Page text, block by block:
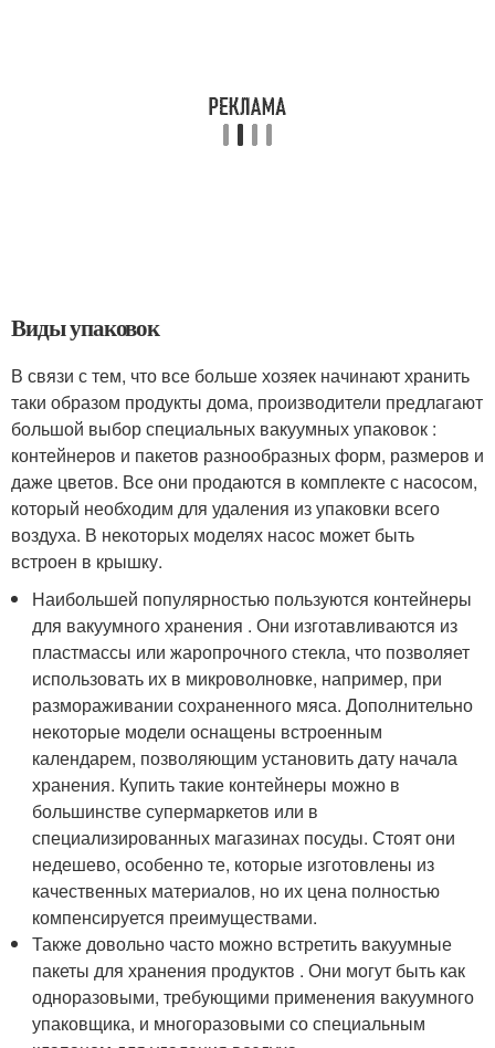
Виды упаковок
В связи с тем, что все больше хозяек начинают хранить
таки образом продукты дома, производители предлагают
большой выбор специальных вакуумных упаковок :
контейнеров и пакетов разнообразных форм, размеров и
даже цветов. Все они продаются в комплекте с насосом,
который необходим для удаления из упаковки всего
воздуха. В некоторых моделях насос может быть
встроен в крышку.
Наибольшей популярностью пользуются контейнеры
для вакуумного хранения . Они изготавливаются из
пластмассы или жаропрочного стекла, что позволяет
использовать их в микроволновке, например, при
размораживании сохраненного мяса. Дополнительно
некоторые модели оснащены встроенным
календарем, позволяющим установить дату начала
хранения. Купить такие контейнеры можно в
большинстве супермаркетов или в
специализированных магазинах посуды. Стоят они
недешево, особенно те, которые изготовлены из
качественных материалов, но их цена полностью
компенсируется преимуществами.
Также довольно часто можно встретить вакуумные
пакеты для хранения продуктов . Они могут быть как
одноразовыми, требующими применения вакуумного
упаковщика, и многоразовыми со специальным